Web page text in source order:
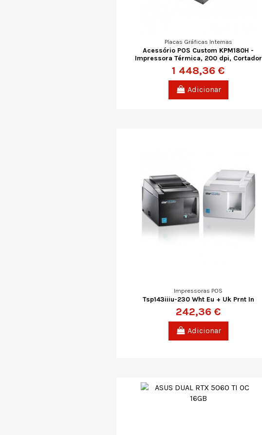
Placas Gráficas Internas
Acessório POS Custom KPM180H -
Impressora Térmica, 200 dpi, Cortador
1 448,36 €
Adicionar
Impressoras POS
Tsp143iiiu-230 Wht Eu + Uk Prnt In
242,36 €
Adicionar